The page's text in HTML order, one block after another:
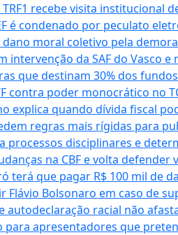
recebe visita institucional
é condenado por peculato
dano moral coletivo pela
intervenção da SAF do Vasco
que destinam 30% dos
contra poder monocrático no
explica quando dívida fiscal
regras mais rígidas para
processos disciplinares e
na CBF e volta defender
terá que pagar R$ 100 mil de
Flávio Bolsonaro em caso de
autodeclaração racial não
apresentadores que